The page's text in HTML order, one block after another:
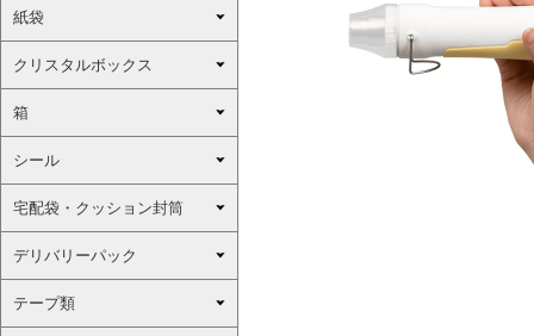
紙袋
クリスタルボックス
箱
シール
宅配袋・クッション封筒
デリバリーパック
テープ類